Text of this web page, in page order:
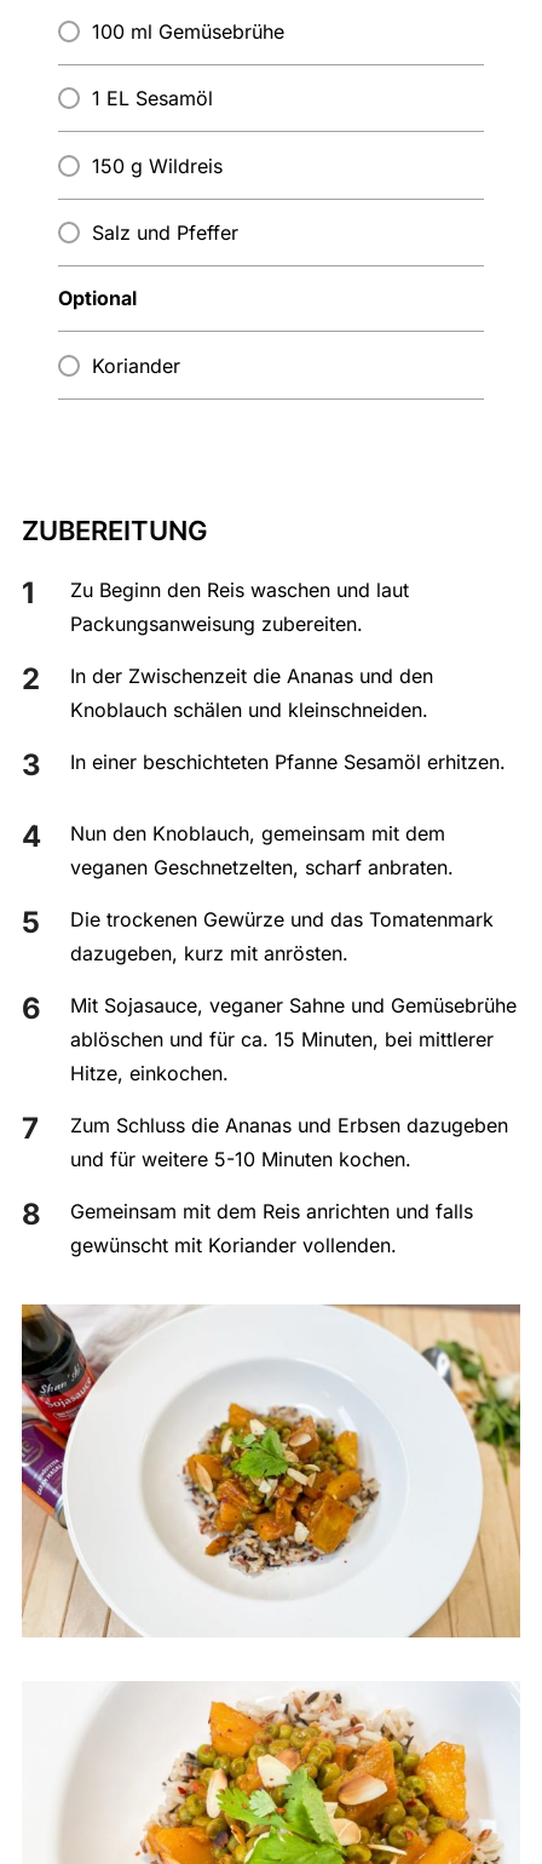
100 ml Gemüsebrühe
1 EL Sesamöl
150 g Wildreis
Salz und Pfeffer
Optional
Koriander
ZUBEREITUNG
Zu Beginn den Reis waschen und laut
Packungsanweisung zubereiten.
In der Zwischenzeit die Ananas und den
Knoblauch schälen und kleinschneiden.
In einer beschichteten Pfanne Sesamöl erhitzen.
Nun den Knoblauch, gemeinsam mit dem
veganen Geschnetzelten, scharf anbraten.
Die trockenen Gewürze und das Tomatenmark
dazugeben, kurz mit anrösten.
Mit Sojasauce, veganer Sahne und Gemüsebrühe
ablöschen und für ca. 15 Minuten, bei mittlerer
Hitze, einkochen.
Zum Schluss die Ananas und Erbsen dazugeben
und für weitere 5-10 Minuten kochen.
Gemeinsam mit dem Reis anrichten und falls
gewünscht mit Koriander vollenden.